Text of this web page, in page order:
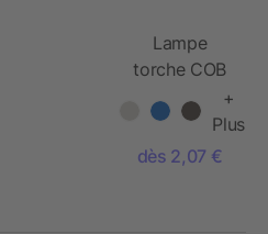
Lampe
torche COB
+
Plus
dès 2,07 €